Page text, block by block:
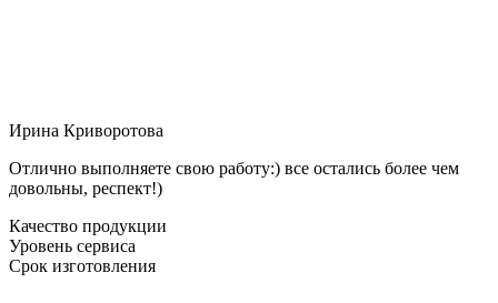
Ирина Криворотова
Отлично выполняете свою работу:) все остались более чем
довольны, респект!)
Качество продукции
Уровень сервиса
Срок изготовления